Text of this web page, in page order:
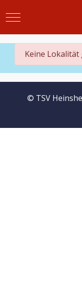
Mobile Menu
danger
Keine Lokalität
© TSV